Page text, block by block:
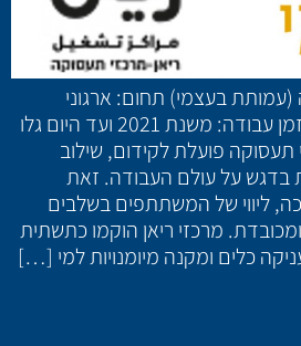
בעצמי) תחום: ארגוני
המגזר השלישי, עמותה זמן עבודה: משנת 2021 ועד היום גלו
פועלת לקידום, שילוב
בדגש על עולם העבודה. זאת
ליווי של המשתתפים בשלבים
מרכזי ריאן הוקמו כתשתית
כלים ומקנה מיומנויות למי […]